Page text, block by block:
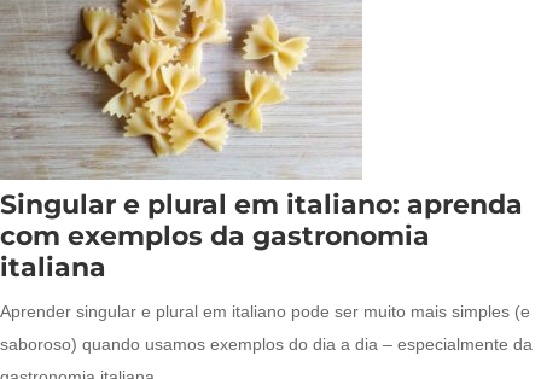
Singular e plural em italiano: aprenda
com exemplos da gastronomia
italiana
Aprender singular e plural em italiano pode ser muito mais simples (e
saboroso) quando usamos exemplos do dia a dia – especialmente da